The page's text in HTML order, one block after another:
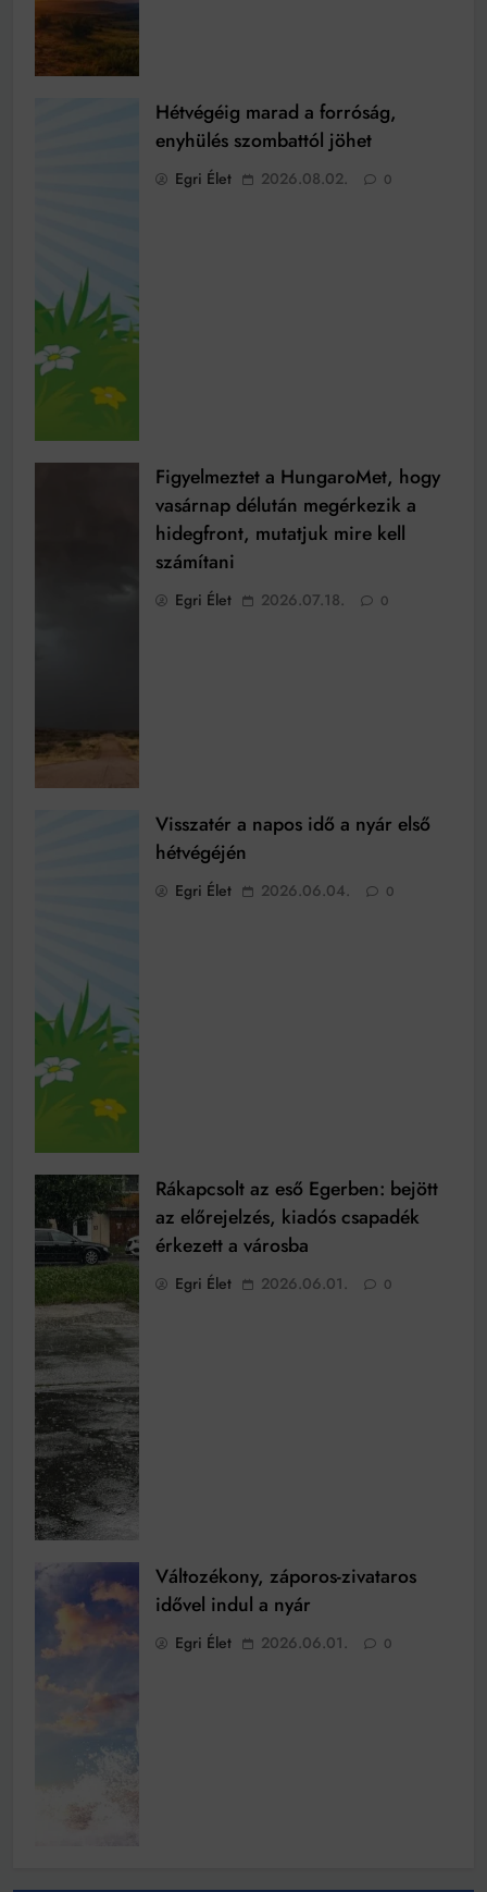
Hétvégéig marad a forróság,
enyhülés szombattól jöhet
Egri Élet 2026.08.02. 0
Figyelmeztet a HungaroMet, hogy
vasárnap délután megérkezik a
hidegfront, mutatjuk mire kell
számítani
Egri Élet 2026.07.18. 0
Visszatér a napos idő a nyár első
hétvégéjén
Egri Élet 2026.06.04. 0
Rákapcsolt az eső Egerben: bejött
az előrejelzés, kiadós csapadék
érkezett a városba
Egri Élet 2026.06.01. 0
Változékony, záporos-zivataros
idővel indul a nyár
Egri Élet 2026.06.01. 0